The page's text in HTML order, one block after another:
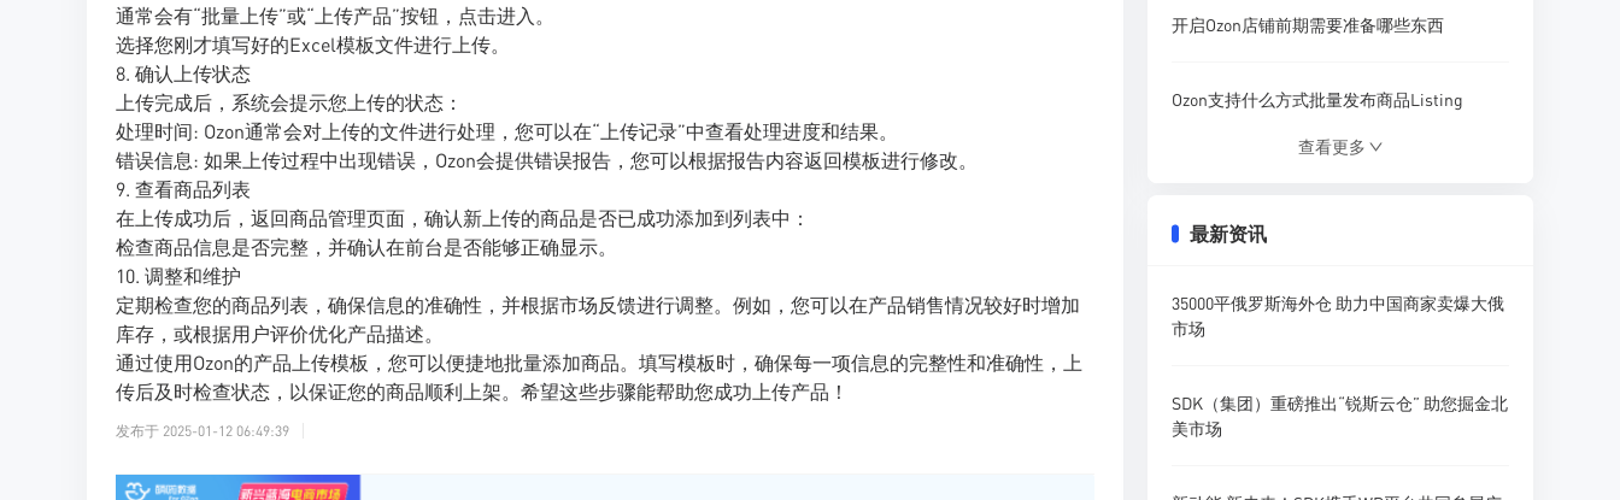
通常会有“批量上传”或“上传产品”按钮，点击进入。
选择您刚才填写好的Excel模板文件进行上传。
8. 确认上传状态
上传完成后，系统会提示您上传的状态：
处理时间: Ozon通常会对上传的文件进行处理，您可以在“上传记录”中查看处理进度和结果。
错误信息: 如果上传过程中出现错误，Ozon会提供错误报告，您可以根据报告内容返回模板进行修改。
9. 查看商品列表
在上传成功后，返回商品管理页面，确认新上传的商品是否已成功添加到列表中：
检查商品信息是否完整，并确认在前台是否能够正确显示。
10. 调整和维护
定期检查您的商品列表，确保信息的准确性，并根据市场反馈进行调整。例如，您可以在产品销售情况较好时增加
库存，或根据用户评价优化产品描述。
通过使用Ozon的产品上传模板，您可以便捷地批量添加商品。填写模板时，确保每一项信息的完整性和准确性，上
传后及时检查状态，以保证您的商品顺利上架。希望这些步骤能帮助您成功上传产品！
发布于 2025-01-12 06:49:39
开启Ozon店铺前期需要准备哪些东西
Ozon支持什么方式批量发布商品Listing
什么插件可以分析Ozon店铺商品流量
Ozon参与促销活动需要收取哪些费用
卖家如何在Ozon平台精准搜索产品调研
查看更多
最新资讯
35000平俄罗斯海外仓 助力中国商家卖爆大俄
市场
SDK（集团）重磅推出“锐斯云仓” 助您掘金北
美市场